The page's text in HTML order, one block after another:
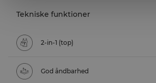
Tekniske funktioner
2-in-1 (top)
God åndbarhed